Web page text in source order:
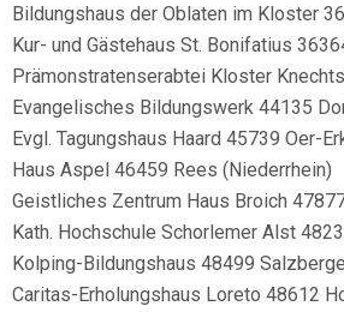
Bildungshaus der Oblaten im Kloster
Kur- und Gästehaus St. Bonifatius
Prämonstratenserabtei Kloster
Evangelisches Bildungswerk 44135
Evgl. Tagungshaus Haard 45739 Oer-
Haus Aspel 46459 Rees (Niederrhein)
Geistliches Zentrum Haus Broich
Kath. Hochschule Schorlemer Alst
Kolping-Bildungshaus 48499
Caritas-Erholungshaus Loreto 48612